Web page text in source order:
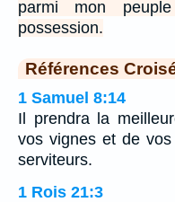
parmi mon
possession.
Références
1 Samuel 8:14
Il prendra la
vos vignes et de
serviteurs.
1 Rois 21:3